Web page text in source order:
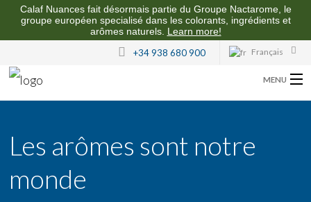
Calaf Nuances fait désormais partie du Groupe Nactarome, le
groupe européen specialisé dans les colorants, ingrédients et
arômes naturels. Learn more!
Français
+34 938 680 900
MENU
NOS ARÔMES
QUALITÉ ET DURABILITÉ
Les arômes sont notre
monde